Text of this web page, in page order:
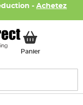
- Achetez
PanierMon panier